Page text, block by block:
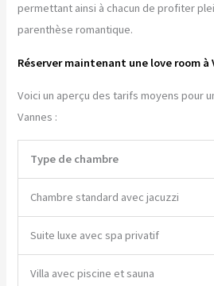
permettant ainsi à chacun de profiter
parenthèse romantique.
Réserver maintenant une love room à
Voici un aperçu des tarifs moyens pour
Vannes :
Type de chambre
Chambre standard avec jacuzzi
Suite luxe avec spa privatif
Villa avec piscine et sauna